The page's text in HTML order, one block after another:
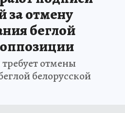
за отмену
беглой
отмены
белорусской